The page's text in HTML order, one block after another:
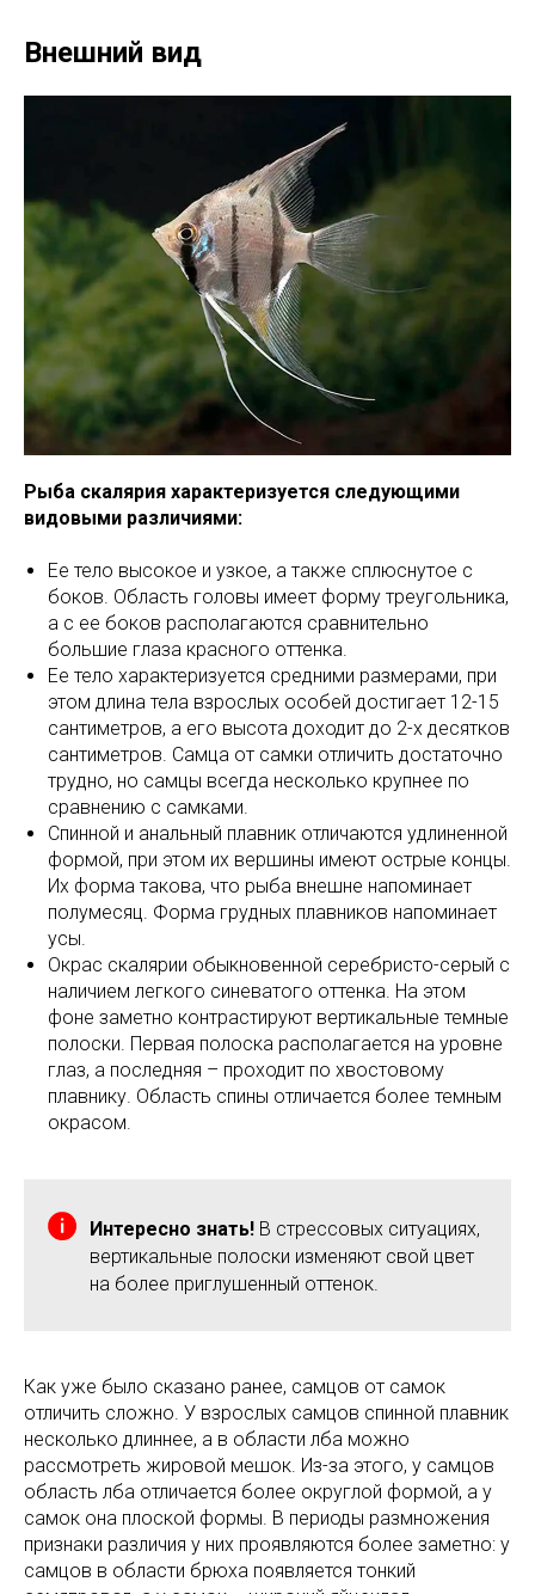
Внешний вид
Рыба скалярия характеризуется следующими
видовыми различиями:
Ее тело высокое и узкое, а также сплюснутое с
боков. Область головы имеет форму треугольника,
а с ее боков располагаются сравнительно
большие глаза красного оттенка.
Ее тело характеризуется средними размерами, при
этом длина тела взрослых особей достигает 12-15
сантиметров, а его высота доходит до 2-х десятков
сантиметров. Самца от самки отличить достаточно
трудно, но самцы всегда несколько крупнее по
сравнению с самками.
Спинной и анальный плавник отличаются удлиненной
формой, при этом их вершины имеют острые концы.
Их форма такова, что рыба внешне напоминает
полумесяц. Форма грудных плавников напоминает
усы.
Окрас скалярии обыкновенной серебристо-серый с
наличием легкого синеватого оттенка. На этом
фоне заметно контрастируют вертикальные темные
полоски. Первая полоска располагается на уровне
глаз, а последняя – проходит по хвостовому
плавнику. Область спины отличается более темным
окрасом.
Интересно знать! В стрессовых ситуациях,
вертикальные полоски изменяют свой цвет
на более приглушенный оттенок.
Как уже было сказано ранее, самцов от самок
отличить сложно. У взрослых самцов спинной плавник
несколько длиннее, а в области лба можно
рассмотреть жировой мешок. Из-за этого, у самцов
область лба отличается более округлой формой, а у
самок она плоской формы. В периоды размножения
признаки различия у них проявляются более заметно: у
самцов в области брюха появляется тонкий